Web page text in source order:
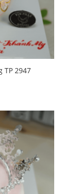
TP 2947